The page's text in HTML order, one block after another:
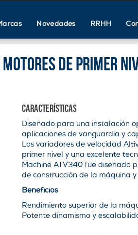
Novedades RRHH
de primer
Características
Diseñado para una instalación
aplicaciones de vanguardia y
Los variadores de velocidad
primer nivel y una excelente
Machine ATV340 fue diseñado
de construcción de la máquina
Beneficios
Rendimiento superior de la
Potente dinamismo y